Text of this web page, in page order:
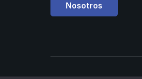
Nosotros